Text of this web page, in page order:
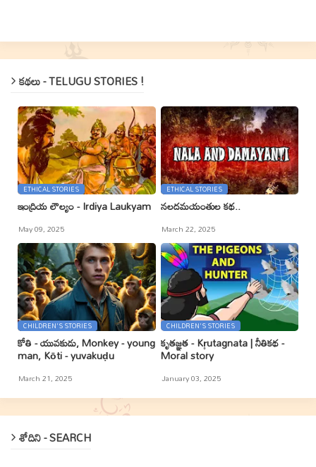
కథలు - TELUGU STORIES !
ETHICAL STORIES
ఇంద్రియ లౌల్యం - Irdiya Laukyam
May 09, 2025
ETHICAL STORIES
నలదమయంతుల కథ..
March 22, 2025
CHILDREN'S STORIES
కోతి - యువకుడు, Monkey - young
man, Kōti - yuvakuḍu
March 21, 2025
CHILDREN'S STORIES
కృతజ్ఞత - Kr̥utagnata | నీతికథ -
Moral story
January 03, 2025
శోదిని - SEARCH